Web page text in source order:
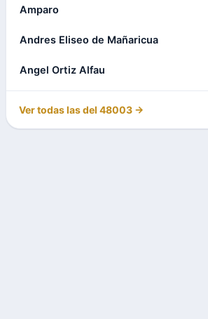
Amparo
Andres Eliseo de Mañaricua
Angel Ortiz Alfau
Ver todas las del 48003 →